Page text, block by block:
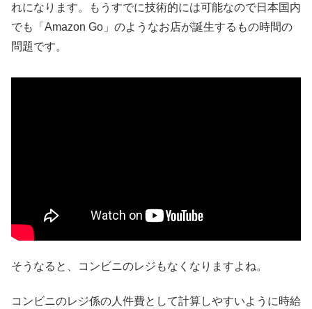
れになります。もうすでに技術的には可能なので日本国内
でも「Amazon Go」のようなお店が誕生するもの時間の
問題です。
そうなると、コンビニのレジもなくなりますよね。
コンビニのレジ係の人件費として計算しやすいように時給